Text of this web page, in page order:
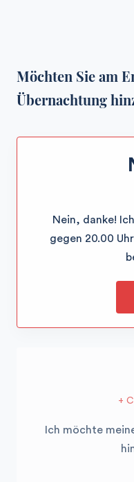
Möchten Sie am
Übernachtung
Nein, danke!
gegen 20.00
+
Ich möchte